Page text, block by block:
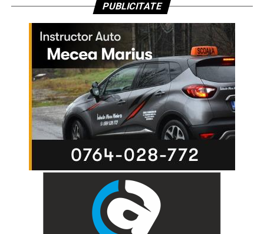
PUBLICITATE